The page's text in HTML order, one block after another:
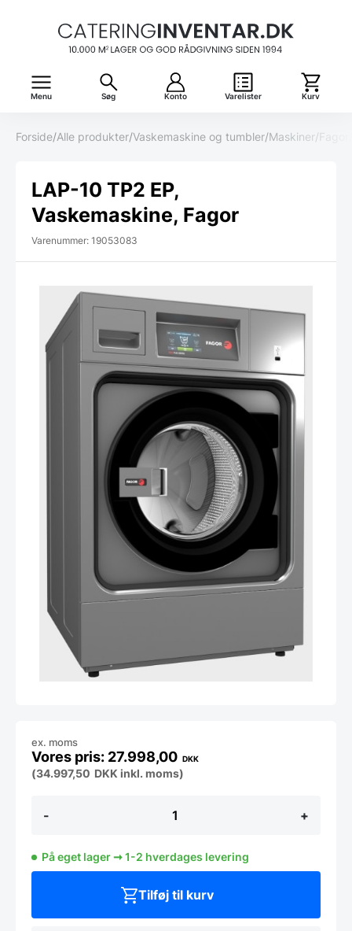
Menu Søg Konto Varelister Kurv
Forside/Alle produkter/Vaskemaskine og tumbler/Maskiner/Fagor
LAP-10 TP2 EP,
Vaskemaskine, Fagor
Varenummer: 19053083
-
10
Vaskemaskine,
Fagor
+
27.998,00 DKK
ex. moms
(34.997,50 DKK inkl. moms)
På eget lager ➞ 1-2 hverdages levering
Tilføj til kurv